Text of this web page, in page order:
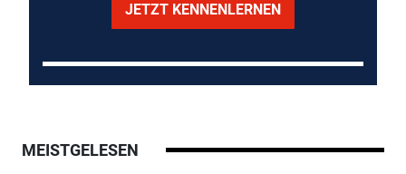
JETZT KENNENLERNEN
MEISTGELESEN